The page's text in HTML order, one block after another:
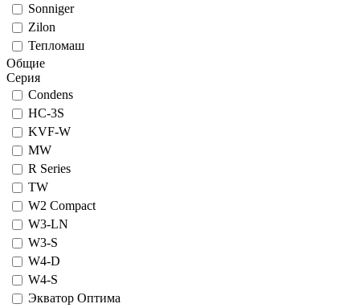
Sonniger
Zilon
Тепломаш
Общие
Серия
Condens
HC-3S
KVF-W
MW
R Series
TW
W2 Compact
W3-LN
W3-S
W4-D
W4-S
Экватор Оптима